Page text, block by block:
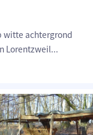
witte achtergrond
Lorentzweil...